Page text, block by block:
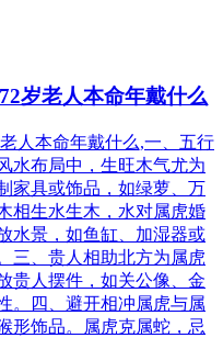
岁老人本命年戴什么
人本命年戴什么,一、五行
水布局中，生旺木气尤为
家具或饰品，如绿萝、万
相生水生木，水对属虎婚
水景，如鱼缸、加湿器或
三、贵人相助北方为属虎
贵人摆件，如关公像、金
。四、避开相冲属虎与属
形饰品。属虎克属蛇，忌